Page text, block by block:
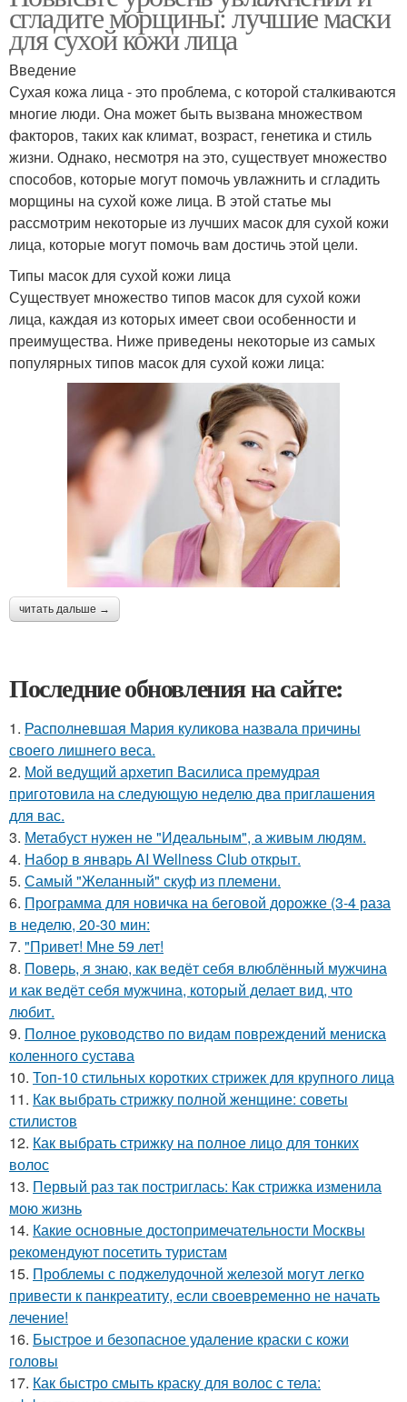
сгладите морщины: лучшие маски
для сухой кожи лица
Введение
Сухая кожа лица - это проблема, с которой сталкиваются
многие люди. Она может быть вызвана множеством
факторов, таких как климат, возраст, генетика и стиль
жизни. Однако, несмотря на это, существует множество
способов, которые могут помочь увлажнить и сгладить
морщины на сухой коже лица. В этой статье мы
рассмотрим некоторые из лучших масок для сухой кожи
лица, которые могут помочь вам достичь этой цели.
Типы масок для сухой кожи лица
Существует множество типов масок для сухой кожи
лица, каждая из которых имеет свои особенности и
преимущества. Ниже приведены некоторые из самых
популярных типов масок для сухой кожи лица:
читать дальше →
Последние обновления на сайте:
1. Располневшая Мария куликова назвала причины
своего лишнего веса.
2. Мой ведущий архетип Василиса премудрая
приготовила на следующую неделю два приглашения
для вас.
3. Метабуст нужен не "Идеальным", а живым людям.
4. Набор в январь AI Wellness Club открыт.
5. Самый "Желанный" скуф из племени.
6. Программа для новичка на беговой дорожке (3-4 раза
в неделю, 20-30 мин:
7. "Привет! Мне 59 лет!
8. Поверь, я знаю, как ведёт себя влюблённый мужчина
и как ведёт себя мужчина, который делает вид, что
любит.
9. Полное руководство по видам повреждений мениска
коленного сустава
10. Топ-10 стильных коротких стрижек для крупного лица
11. Как выбрать стрижку полной женщине: советы
стилистов
12. Как выбрать стрижку на полное лицо для тонких
волос
13. Первый раз так постриглась: Как стрижка изменила
мою жизнь
14. Какие основные достопримечательности Москвы
рекомендуют посетить туристам
15. Проблемы с поджелудочной железой могут легко
привести к панкреатиту, если своевременно не начать
лечение!
16. Быстрое и безопасное удаление краски с кожи
головы
17. Как быстро смыть краску для волос с тела: